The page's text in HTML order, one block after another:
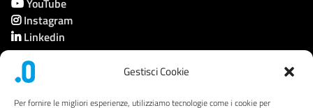
Gestisci Cookie
Per fornire le migliori esperienze, utilizziamo tecnologie come i cookie per
YouTube
Instagram
Linkedin
Società trasparente